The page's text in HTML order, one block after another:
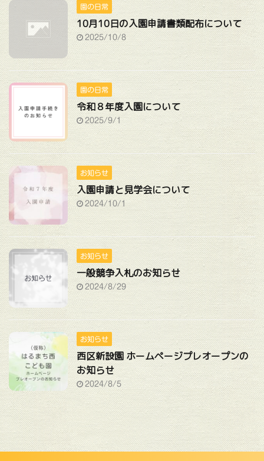
園の日常
10月10日の入園申請書類配布について
2025/10/8
園の日常
令和８年度入園について
2025/9/1
お知らせ
入園申請と見学会について
2024/10/1
お知らせ
一般競争入札のお知らせ
2024/8/29
お知らせ
西区新設園 ホームページプレオープンの
お知らせ
2024/8/5